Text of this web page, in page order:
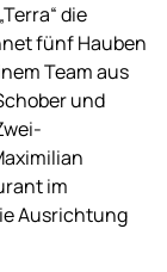
die
fünf Hauben
Team aus
und
im
Ausrichtung